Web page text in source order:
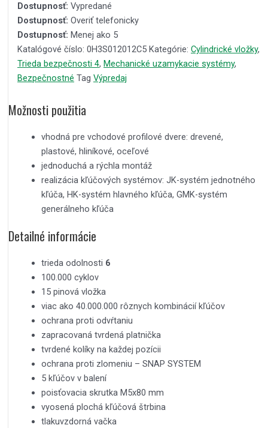
Dostupnosť: Vypredané
Dostupnosť: Overiť telefonicky
Dostupnosť: Menej ako 5
Katalógové číslo: 0H3S012012C5 Kategórie: Cylindrické vložky,
Trieda bezpečnosti 4, Mechanické uzamykacie systémy,
Bezpečnostné Tag Výpredaj
Možnosti použitia
vhodná pre vchodové profilové dvere: drevené,
plastové, hliníkové, oceľové
jednoduchá a rýchla montáž
realizácia kľúčových systémov: JK-systém jednotného
kľúča, HK-systém hlavného kľúča, GMK-systém
generálneho kľúča
Detailné informácie
trieda odolnosti 6
100.000 cyklov
15 pinová vložka
viac ako 40.000.000 rôznych kombinácií kľúčov
ochrana proti odvŕtaniu
zapracovaná tvrdená platnička
tvrdené kolíky na každej pozícii
ochrana proti zlomeniu – SNAP SYSTEM
5 kľúčov v balení
poisťovacia skrutka M5x80 mm
vyosená plochá kľúčová štrbina
tlakuvzdorná vačka